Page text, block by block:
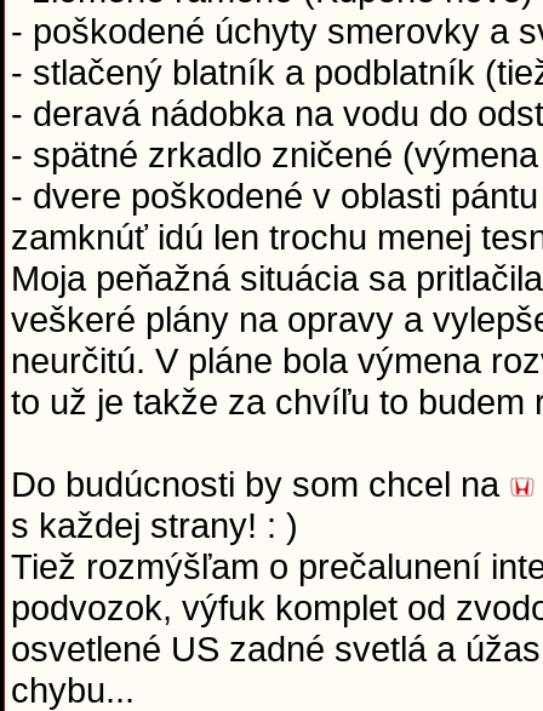
- poškodené úchyty smerovky a
- stlačený blatník a podblatník
- deravá nádobka na vodu do
- spätné zrkadlo zničené
- dvere poškodené v oblasti
zamknúť idú len trochu menej
Moja peňažná situácia sa
veškeré plány na opravy a
neurčitú. V pláne bola výmena
to už je takže za chvíľu to budem
Do budúcnosti by som chcel na
s každej strany! : )
Tiež rozmýšľam o prečalunení
podvozok, výfuk komplet od
osvetlené US zadné svetlá a
chybu...